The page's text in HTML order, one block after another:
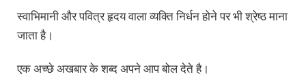
स्वाभिमानी और पवित्र हृदय वाला व्यक्ति निर्धन होने पर भी श्रेष्ठ माना
जाता है।
एक अच्छे अखबार के शब्द अपने आप बोल देते है।